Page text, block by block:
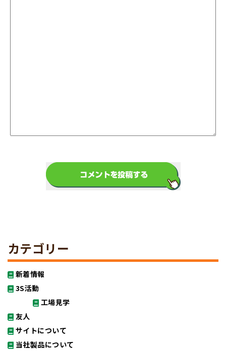
カテゴリー
新着情報
3S活動
工場見学
友人
サイトについて
当社製品について